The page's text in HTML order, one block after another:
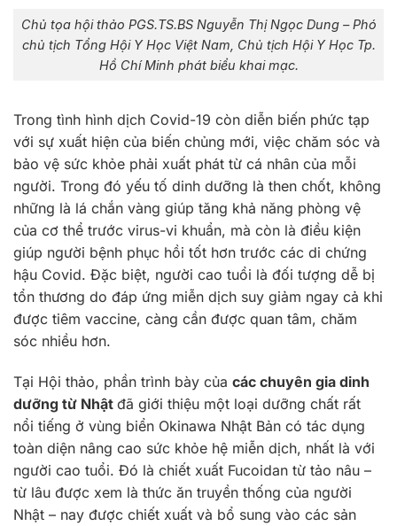
Chủ tọa hội thảo PGS.TS.BS Nguyễn Thị Ngọc Dung – Phó
chủ tịch Tổng Hội Y Học Việt Nam, Chủ tịch Hội Y Học Tp.
Hồ Chí Minh phát biểu khai mạc.
Trong tình hình dịch Covid-19 còn diễn biến phức tạp
với sự xuất hiện của biến chủng mới, việc chăm sóc và
bảo vệ sức khỏe phải xuất phát từ cá nhân của mỗi
người. Trong đó yếu tố dinh dưỡng là then chốt, không
những là lá chắn vàng giúp tăng khả năng phòng vệ
của cơ thể trước virus-vi khuẩn, mà còn là điều kiện
giúp người bệnh phục hồi tốt hơn trước các di chứng
hậu Covid. Đặc biệt, người cao tuổi là đối tượng dễ bị
tổn thương do đáp ứng miễn dịch suy giảm ngay cả khi
được tiêm vaccine, càng cần được quan tâm, chăm
sóc nhiều hơn.
Tại Hội thảo, phần trình bày của các chuyên gia dinh
dưỡng từ Nhật đã giới thiệu một loại dưỡng chất rất
nổi tiếng ở vùng biển Okinawa Nhật Bản có tác dụng
toàn diện nâng cao sức khỏe hệ miễn dịch, nhất là với
người cao tuổi. Đó là chiết xuất Fucoidan từ tảo nâu –
từ lâu được xem là thức ăn truyền thống của người
Nhật – nay được chiết xuất và bổ sung vào các sản